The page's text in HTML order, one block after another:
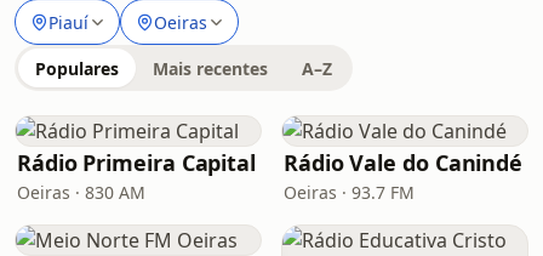
Piauí Oeiras
Populares Mais recentes A–Z
Rádio Primeira Capital
Oeiras · 830 AM
Rádio Vale do Canindé
Oeiras · 93.7 FM